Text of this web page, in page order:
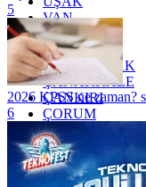
VAN
YALOVA
YOZGAT
ZONGULDAK
ÇANAKKALE
ÇANKIRI
ÇORUM
İSTANBUL
İZMİR
ŞANLIURFA
ŞIRNAK
5
2026 KPSS ne zaman?
6